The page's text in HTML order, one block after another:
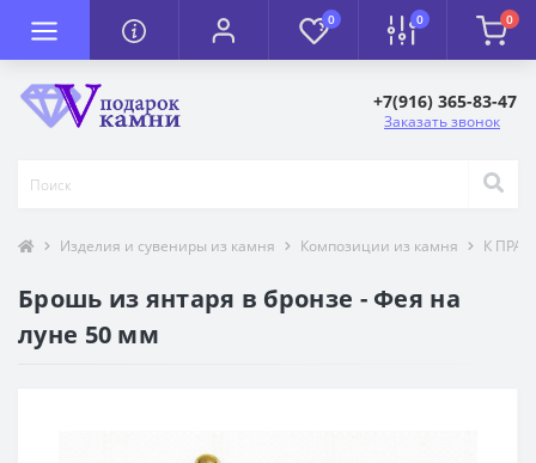
0 0 0
+7(916) 365-83-47
Заказать звонок
Изделия и сувениры из камня Композиции из камня К
Брошь из янтаря в бронзе - Фея на
луне 50 мм